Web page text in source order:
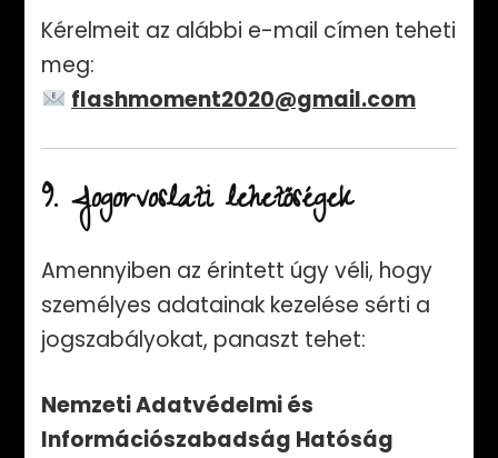
Kérelmeit az alábbi e-mail címen teheti
meg:
flashmoment2020@gmail.com
9. Jogorvoslati lehetőségek
Amennyiben az érintett úgy véli, hogy
személyes adatainak kezelése sérti a
jogszabályokat, panaszt tehet:
Nemzeti Adatvédelmi és
Információszabadság Hatóság